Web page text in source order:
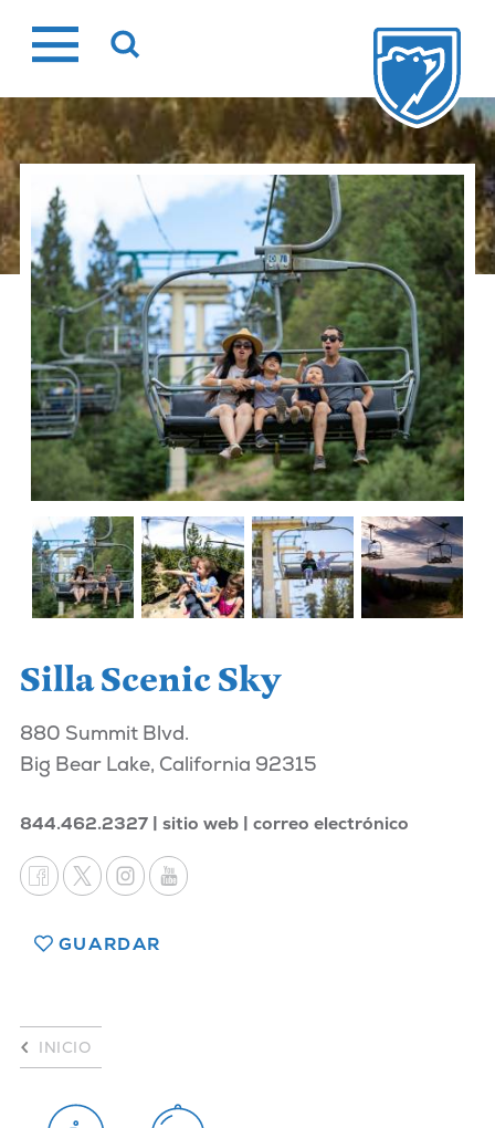
Ir
al
Silla Scenic Sky
880 Summit Blvd.
Big Bear Lake, California 92315
844.462.2327 sitio web correo electrónico
GUARDAR
INICIO